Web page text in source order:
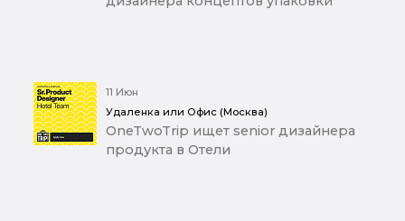
11 Июн
Удаленка или Офис (Москва)
OneTwoTrip ищет senior дизайнера
продукта в Отели